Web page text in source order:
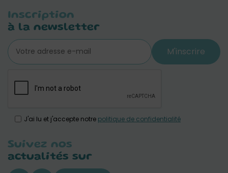
Inscription
à la newsletter
M'inscrire
J'ai lu et j'accepte notre politique de confidentialité
Suivez nos
actualités sur